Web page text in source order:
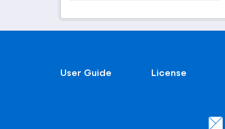
User Guide License